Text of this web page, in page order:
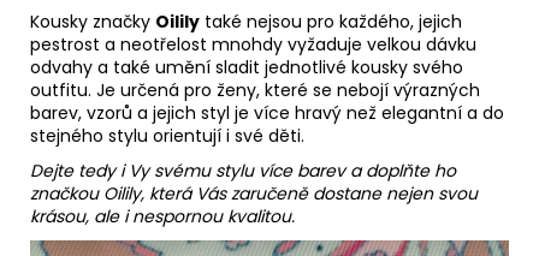
Kousky značky Oilily také nejsou pro každého, jejich
pestrost a neotřelost mnohdy vyžaduje velkou dávku
odvahy a také umění sladit jednotlivé kousky svého
outfitu. Je určená pro ženy, které se nebojí výrazných
barev, vzorů a jejich styl je více hravý než elegantní a do
stejného stylu orientují i své děti.
Dejte tedy i Vy svému stylu více barev a doplňte ho
značkou Oilily, která Vás zaručeně dostane nejen svou
krásou, ale i nespornou kvalitou.